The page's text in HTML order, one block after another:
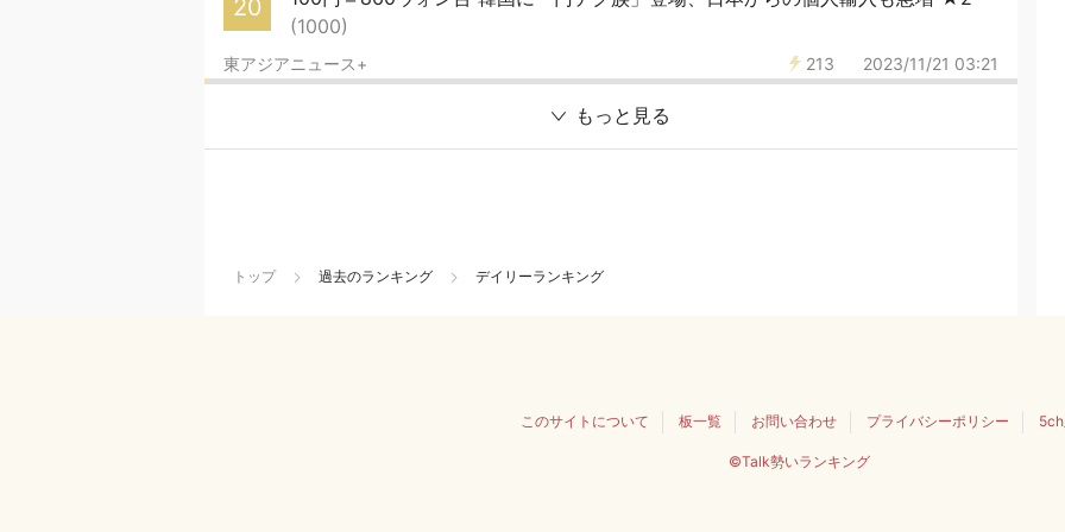
20
(1000)
213 2023/11/21 03:21
東アジアニュース+
もっと見る
トップ 過去のランキング デイリーランキング
このサイトについて 板一覧 お問い合わせ プライバシーポリシー
©Talk勢いランキング